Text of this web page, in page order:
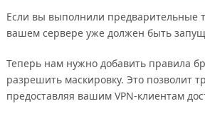
Если вы выполнили предварительные
вашем сервере уже должен быть
Теперь нам нужно добавить правила
разрешить маскировку. Это позволит
предоставляя вашим VPN-клиентам